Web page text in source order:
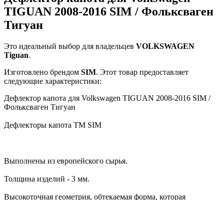
TIGUAN 2008-2016 SIM / Фольксваген
Тигуан
Это идеальный выбор для владельцев VOLKSWAGEN
Tiguan.
Изготовлено брендом SIM. Этот товар предоставляет
следующие характеристики:
Дефлектор капота для Volkswagen TIGUAN 2008-2016 SIM /
Фольксваген Тигуан
Дефлекторы капота TM SIM
Выполнены из европейского сырья.
Толщина изделий - 3 мм.
Высокоточная геометрия, обтекаемая форма, которая